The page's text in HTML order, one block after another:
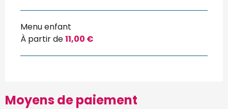
Menu enfant
À partir de11,00 €
Moyens de paiement